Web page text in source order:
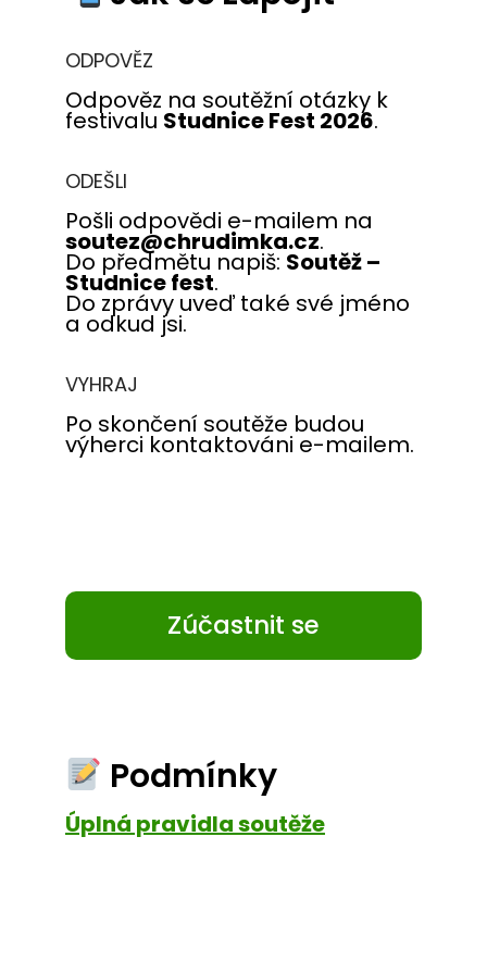
ODPOVĚZ
Odpověz na soutěžní otázky k
festivalu Studnice Fest 2026.
ODEŠLI
Pošli odpovědi e-mailem na
soutez@chrudimka.cz.
Do předmětu napiš: Soutěž –
Studnice fest.
Do zprávy uveď také své jméno
a odkud jsi.
VYHRAJ
Po skončení soutěže budou
výherci kontaktováni e-mailem.
Zúčastnit se
Podmínky
Úplná pravidla soutěže